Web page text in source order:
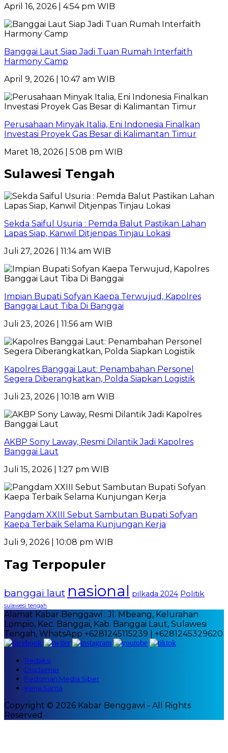
April 16, 2026 | 4:54 pm WIB
Banggai Laut Siap Jadi Tuan Rumah Interfaith
Harmony Camp
April 9, 2026 | 10:47 am WIB
Perusahaan Minyak Italia, Eni Indonesia Finalkan
Investasi Proyek Gas Besar di Kalimantan Timur
Maret 18, 2026 | 5:08 pm WIB
Sulawesi Tengah
Sekda Saiful Usuria : Pemda Balut Pastikan Lahan
Lapas Siap, Kanwil Ditjenpas Tinjau Lokasi
Juli 27, 2026 | 11:14 am WIB
Impian Bupati Sofyan Kaepa Terwujud, Kapolres
Banggai Laut Tiba Di Banggai
Juli 23, 2026 | 11:56 am WIB
Kapolres Banggai Laut: Penambahan Personel
Segera Diberangkatkan, Polda Siapkan Logistik
Juli 23, 2026 | 10:18 am WIB
AKBP Sony Laway, Resmi Dilantik Jadi Kapolres
Banggai Laut
Juli 15, 2026 | 1:27 pm WIB
Pangdam XXIII Sebut Sambutan Bupati Sofyan
Kaepa Terbaik Selama Kunjungan Kerja
Juli 9, 2026 | 10:08 pm WIB
Tag Terpopuler
banggai laut nasional pilkada 2024 Politik
sulawesi tengah
Alamat Kabar Benggawi : Jl. Mbeang, Kelurahan
Lompio, Kec. Banggai, Kab. Banggai Laut, Sulawesi
Tengah, WhatsApp +6281245115239 | +6281245329620
Redaksi
Disclaimer
Pedoman Media Siber
Kerja Sama
Copyright © 2026 Kabar Benggawi - All Rights
Reserved